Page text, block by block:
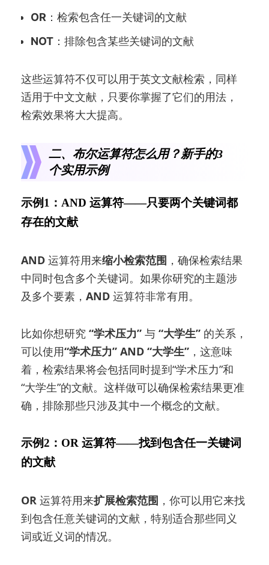
OR ：检索包含任一关键词的文献
NOT ：排除包含某些关键词的文献
这些运算符不仅可以用于英文文献检索，同样
适用于中文文献，只要你掌握了它们的用法，
检索效果将大大提高。
二、布尔运算符怎么用？新手的3
个实用示例
示例1： AND 运算符——只要两个关键词都
存在的文献
AND 运算符用来缩小检索范围 ，确保检索结果
中同时包含多个关键词。如果你研究的主题涉
及多个要素，AND 运算符非常有用。
比如你想研究“学术压力” 与“大学生” 的关系，
可以使用“学术压力” AND “大学生” ，这意味
着，检索结果将会包括同时提到“学术压力”和
“大学生”的文献。这样做可以确保检索结果更准
确，排除那些只涉及其中一个概念的文献。
示例2： OR 运算符——找到包含任一关键词
的文献
OR 运算符用来扩展检索范围 ，你可以用它来找
到包含任意关键词的文献，特别适合那些同义
词或近义词的情况。